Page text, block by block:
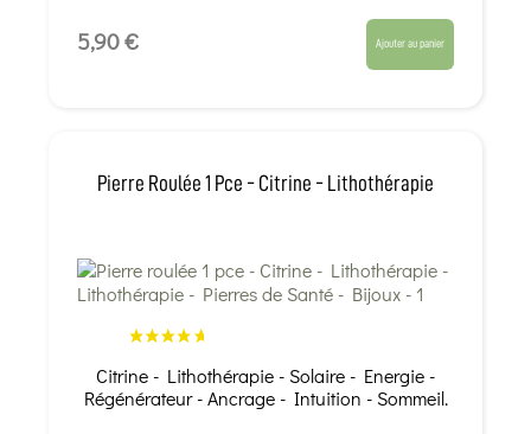
5,90 € Ajouter au panier
Pierre Roulée 1 Pce - Citrine - Lithothérapie
Citrine - Lithothérapie - Solaire - Energie -
Régénérateur - Ancrage - Intuition - Sommeil.